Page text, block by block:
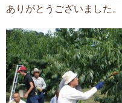
ありがとうございました。